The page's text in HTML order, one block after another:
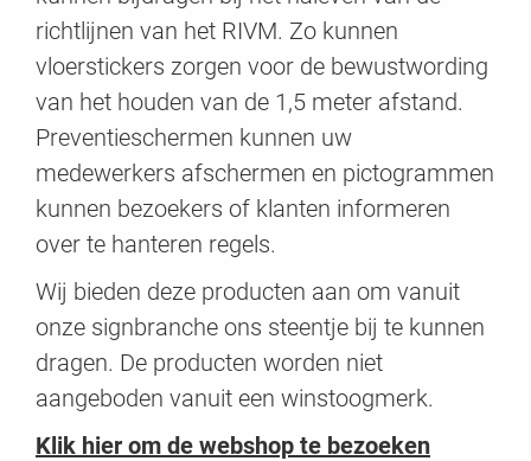
richtlijnen van het RIVM. Zo kunnen
vloerstickers zorgen voor de bewustwording
van het houden van de 1,5 meter afstand.
Preventieschermen kunnen uw
medewerkers afschermen en pictogrammen
kunnen bezoekers of klanten informeren
over te hanteren regels.
Wij bieden deze producten aan om vanuit
onze signbranche ons steentje bij te kunnen
dragen. De producten worden niet
aangeboden vanuit een winstoogmerk.
Klik hier om de webshop te bezoeken